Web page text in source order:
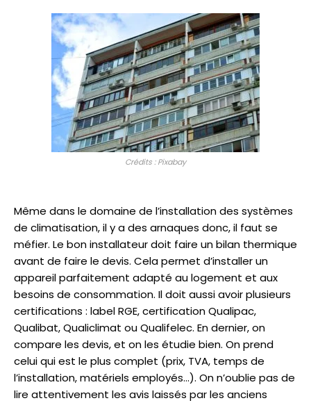
Crédits : Pixabay
Même dans le domaine de l’installation des systèmes
de climatisation, il y a des arnaques donc, il faut se
méfier. Le bon installateur doit faire un bilan thermique
avant de faire le devis. Cela permet d’installer un
appareil parfaitement adapté au logement et aux
besoins de consommation. Il doit aussi avoir plusieurs
certifications : label RGE, certification Qualipac,
Qualibat, Qualiclimat ou Qualifelec. En dernier, on
compare les devis, et on les étudie bien. On prend
celui qui est le plus complet (prix, TVA, temps de
l’installation, matériels employés…). On n’oublie pas de
lire attentivement les avis laissés par les anciens